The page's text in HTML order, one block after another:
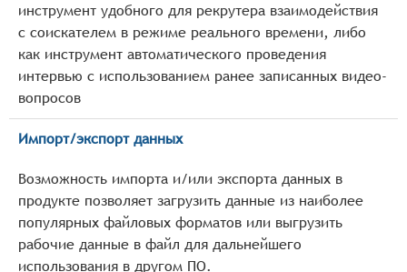
инструмент удобного для рекрутера взаимодействия
с соискателем в режиме реального времени, либо
как инструмент автоматического проведения
интервью с использованием ранее записанных видео-
вопросов
Импорт/экспорт данных
Возможность импорта и/или экспорта данных в
продукте позволяет загрузить данные из наиболее
популярных файловых форматов или выгрузить
рабочие данные в файл для дальнейшего
использования в другом ПО.